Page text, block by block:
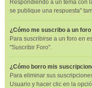
Respondiendo a un tema con
se publique una respuesta"
¿Cómo me suscribo a un
Para suscribirse a un foro en
"Suscribir Foro".
¿Cómo borro mis
Para eliminar sus
Usuario y hacer clic en la